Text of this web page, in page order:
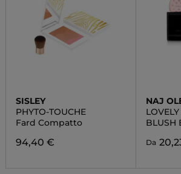
SISLEY
PHYTO-TOUCHE
Fard Compatto
94,40 €
NAJ
BLUSH
Da